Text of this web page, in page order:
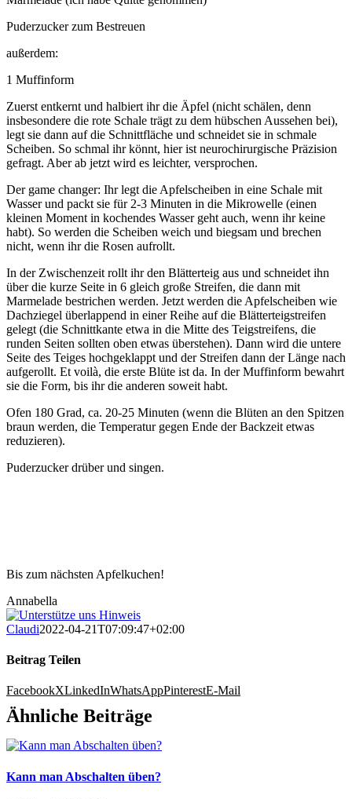
Puderzucker zum Bestreuen
außerdem:
1 Muffinform
Zuerst entkernt und halbiert ihr die Äpfel (nicht schälen, denn
insbesondere die rote Schale trägt zu dem hübschen Aussehen bei),
legt sie dann auf die Schnittfläche und schneidet sie in schmale
Scheiben. So schmal ihr könnt, hier ist neurochirurgische Präzision
gefragt. Aber ab jetzt wird es leichter, versprochen.
Der game changer: Ihr legt die Apfelscheiben in eine Schale mit
Wasser und packt sie für 2-3 Minuten in die Mikrowelle (einen
kleinen Moment in kochendes Wasser geht auch, wenn ihr keine
habt). So werden die Scheiben weich und biegsam und brechen
nicht, wenn ihr die Rosen aufrollt.
In der Zwischenzeit rollt ihr den Blätterteig aus und schneidet ihn
über die kurze Seite in 6 gleich große Streifen, die dann mit
Marmelade bestrichen werden. Jetzt werden die Apfelscheiben wie
Dachziegel überlappend in einer Reihe auf die Blätterteigstreifen
gelegt (die Schnittkante etwa in die Mitte des Teigstreifens, die
runden Seiten sollten oben etwas überstehen). Dann wird die untere
Seite des Teiges hochgeklappt und der Streifen dann der Länge nach
aufgerollt. Et voilà, die erste Blüte ist da. In der Muffinform bewahrt
sie die Form, bis ihr die anderen soweit habt.
Ofen 180 Grad, ca. 20-25 Minuten (wenn die Blüten an den Spitzen
braun werden, die Temperatur gegen Ende der Backzeit etwas
reduzieren).
Puderzucker drüber und singen.
Bis zum nächsten Apfelkuchen!
Annabella
Claudi2022-04-21T07:09:47+02:00
Beitrag Teilen
FacebookXLinkedInWhatsAppPinterestE-Mail
Ähnliche Beiträge
Kann man Abschalten üben?